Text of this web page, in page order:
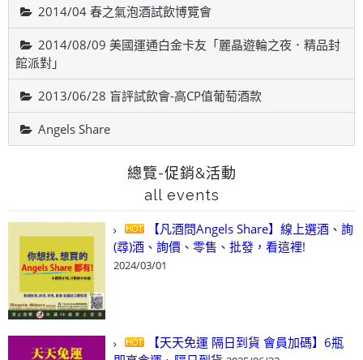
2014/04 春之氣泡酒試飲博覽會
2014/08/09 美國運通白金卡友「麗晶遊輪之夜．精品封
館派對」
2013/06/28 盲評試飲會-高CP值葡萄酒款
Angels Share
總覽-促銷&活動
all events
【凡酒問Angels Share】線上選酒、詢
(尋)酒、詢價、零售、批發，看這裡!
2024/03/01
【天天免運 隔日到貨 會員加碼】6瓶